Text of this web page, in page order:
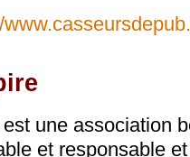
une association
et responsable